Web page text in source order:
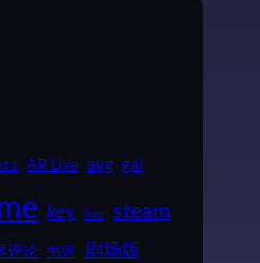
AR Live avg gal
key live steam
评论 书评 剧场版